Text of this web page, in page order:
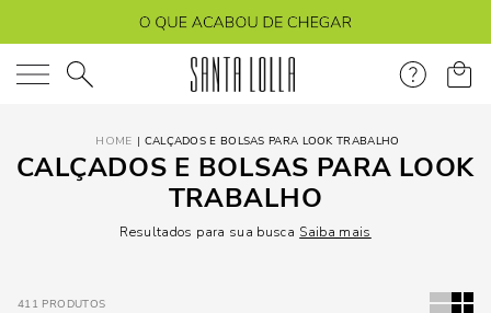
O que você está procurando?
CALÇADOS E BOLSAS PARA LOOK TRABALHO
CALÇADOS E BOLSAS PARA LOOK
TRABALHO
Resultados para sua busca Saiba mais
411 PRODUTOS